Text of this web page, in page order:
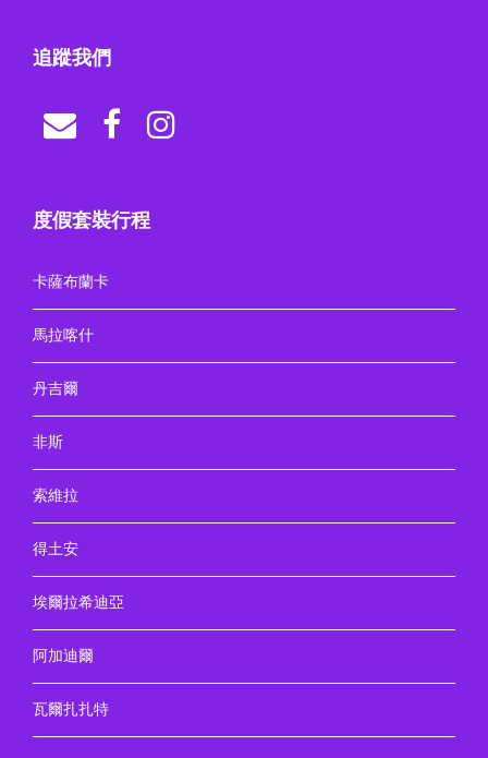
追蹤我們
度假套裝行程
卡薩布蘭卡
馬拉喀什
丹吉爾
非斯
索維拉
得土安
埃爾拉希迪亞
阿加迪爾
瓦爾扎扎特